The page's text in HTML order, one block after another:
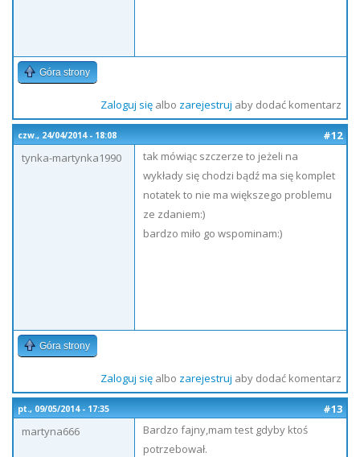
Góra strony
Zaloguj sięalbo zarejestruj aby dodać komentarz
czw., 24/04/2014 - 18:08
#12
tynka-martynka1990
tak mówiąc szczerze to jeżeli na
wykłady się chodzi bądź ma się komplet
notatek to nie ma większego problemu
ze zdaniem:)
bardzo miło go wspominam:)
Góra strony
Zaloguj sięalbo zarejestruj aby dodać komentarz
pt., 09/05/2014 - 17:35
#13
martyna666
Bardzo fajny,mam test gdyby ktoś
potrzebował.